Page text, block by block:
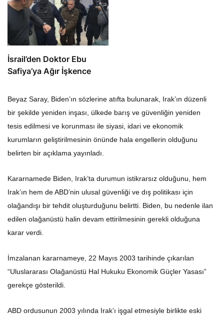
İsrail’den Doktor Ebu
Safiya’ya Ağır İşkence
Beyaz Saray, Biden’ın sözlerine atıfta bulunarak, Irak’ın düzenli
bir şekilde yeniden inşası, ülkede barış ve güvenliğin yeniden
tesis edilmesi ve korunması ile siyasi, idari ve ekonomik
kurumların geliştirilmesinin önünde hala engellerin olduğunu
belirten bir açıklama yayınladı.
Kararnamede Biden, Irak’ta durumun istikrarsız olduğunu, hem
Irak’ın hem de ABD’nin ulusal güvenliği ve dış politikası için
olağandışı bir tehdit oluşturduğunu belirtti. Biden, bu nedenle ilan
edilen olağanüstü halin devam ettirilmesinin gerekli olduğuna
karar verdi.
İmzalanan kararnameye, 22 Mayıs 2003 tarihinde çıkarılan
“Uluslararası Olağanüstü Hal Hukuku Ekonomik Güçler Yasası”
gerekçe gösterildi.
ABD ordusunun 2003 yılında Irak’ı işgal etmesiyle birlikte eski